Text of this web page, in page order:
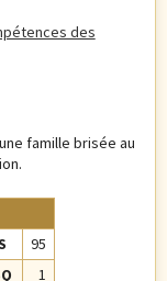
des
famille brisée au
95
1